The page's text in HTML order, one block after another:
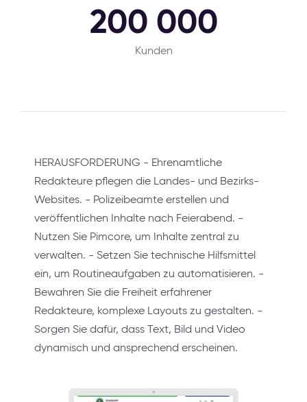
200 000
Kunden
HERAUSFORDERUNG - Ehrenamtliche
Redakteure pflegen die Landes- und Bezirks-
Websites. - Polizeibeamte erstellen und
veröffentlichen Inhalte nach Feierabend. -
Nutzen Sie Pimcore, um Inhalte zentral zu
verwalten. - Setzen Sie technische Hilfsmittel
ein, um Routineaufgaben zu automatisieren. -
Bewahren Sie die Freiheit erfahrener
Redakteure, komplexe Layouts zu gestalten. -
Sorgen Sie dafür, dass Text, Bild und Video
dynamisch und ansprechend erscheinen.